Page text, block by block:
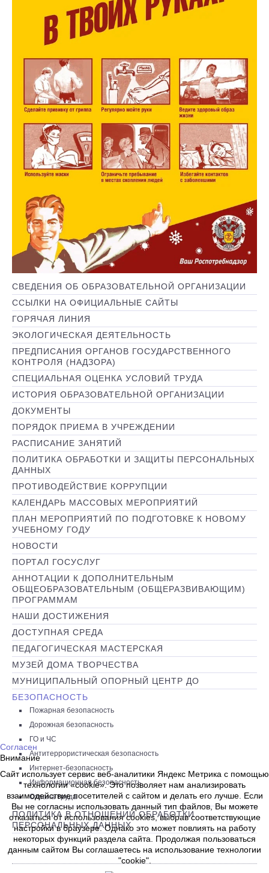
СВЕДЕНИЯ ОБ ОБРАЗОВАТЕЛЬНОЙ ОРГАНИЗАЦИИ
ССЫЛКИ НА ОФИЦИАЛЬНЫЕ САЙТЫ
ГОРЯЧАЯ ЛИНИЯ
ЭКОЛОГИЧЕСКАЯ ДЕЯТЕЛЬНОСТЬ
ПРЕДПИСАНИЯ ОРГАНОВ ГОСУДАРСТВЕННОГО
КОНТРОЛЯ (НАДЗОРА)
СПЕЦИАЛЬНАЯ ОЦЕНКА УСЛОВИЙ ТРУДА
ИСТОРИЯ ОБРАЗОВАТЕЛЬНОЙ ОРГАНИЗАЦИИ
ДОКУМЕНТЫ
ПОРЯДОК ПРИЕМА В УЧРЕЖДЕНИИ
РАСПИСАНИЕ ЗАНЯТИЙ
ПОЛИТИКА ОБРАБОТКИ И ЗАЩИТЫ ПЕРСОНАЛЬНЫХ
ДАННЫХ
ПРОТИВОДЕЙСТВИЕ КОРРУПЦИИ
КАЛЕНДАРЬ МАССОВЫХ МЕРОПРИЯТИЙ
ПЛАН МЕРОПРИЯТИЙ ПО ПОДГОТОВКЕ К НОВОМУ
УЧЕБНОМУ ГОДУ
НОВОСТИ
ПОРТАЛ ГОСУСЛУГ
АННОТАЦИИ К ДОПОЛНИТЕЛЬНЫМ
ОБЩЕОБРАЗОВАТЕЛЬНЫМ (ОБЩЕРАЗВИВАЮЩИМ)
ПРОГРАММАМ
НАШИ ДОСТИЖЕНИЯ
ДОСТУПНАЯ СРЕДА
ПЕДАГОГИЧЕСКАЯ МАСТЕРСКАЯ
МУЗЕЙ ДОМА ТВОРЧЕСТВА
МУНИЦИПАЛЬНЫЙ ОПОРНЫЙ ЦЕНТР ДО
БЕЗОПАСНОСТЬ
Пожарная безопасность
Дорожная безопасность
ГО и ЧС
Антитеррористическая безопасность
Интернет-безопасность
Информационная безопасность
Охрана труда
ПОЛИТИКА В ОТНОШЕНИИ ОБРАБОТКИ
ПЕРСОНАЛЬНЫХ ДАННЫХ
Согласен
Внимание
Сайт использует сервис веб-аналитики Яндекс Метрика с помощью
технологии «cookie». Это позволяет нам анализировать
взаимодействие посетителей с сайтом и делать его лучше. Если
Вы не согласны использовать данный тип файлов, Вы можете
отказаться от использования cookies, выбрав соответствующие
настройки в браузере. Однако это может повлиять на работу
некоторых функций раздела сайта. Продолжая пользоваться
данным сайтом Вы соглашаетесь на использование технологии
"cookie".